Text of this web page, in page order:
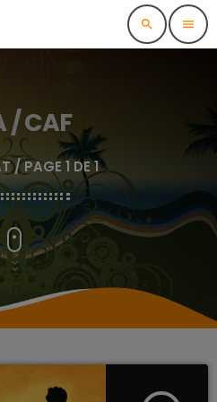
search menu
/ CAF
/ PAGE 1 DE 1